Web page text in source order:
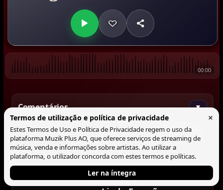
00:00
Comentários ▼
Comentar
Tocando agora
Termos de utilização e política de privacidade ×
Estes Termos de Uso e Política de Privacidade regem o uso da
plataforma Muzik Plus AO, que oferece serviços de streaming de
música, venda e informações sobre artistas. Ao utilizar a
plataforma, o utilizador concorda com estes termos e políticas.
Ler na íntegra